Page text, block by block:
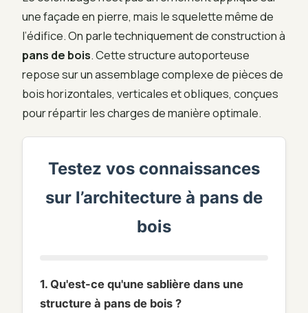
une façade en pierre, mais le squelette même de
l’édifice. On parle techniquement de construction à
pans de bois. Cette structure autoporteuse
repose sur un assemblage complexe de pièces de
bois horizontales, verticales et obliques, conçues
pour répartir les charges de manière optimale.
Testez vos connaissances
sur l’architecture à pans de
bois
1. Qu'est-ce qu'une sablière dans une
structure à pans de bois ?